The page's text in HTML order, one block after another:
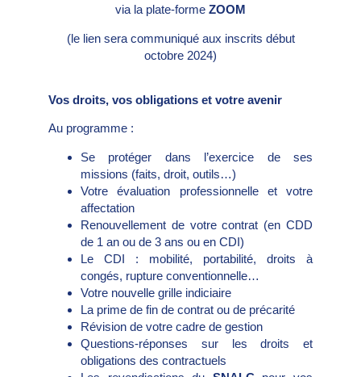
via la plate-forme ZOOM
(le lien sera communiqué aux inscrits début
octobre 2024)
Vos droits, vos obligations et votre avenir
Au programme :
Se protéger dans l’exercice de ses
missions (faits, droit, outils…)
Votre évaluation professionnelle et votre
affectation
Renouvellement de votre contrat (en CDD
de 1 an ou de 3 ans ou en CDI)
Le CDI : mobilité, portabilité, droits à
congés, rupture conventionnelle…
Votre nouvelle grille indiciaire
La prime de fin de contrat ou de précarité
Révision de votre cadre de gestion
Questions-réponses sur les droits et
obligations des contractuels